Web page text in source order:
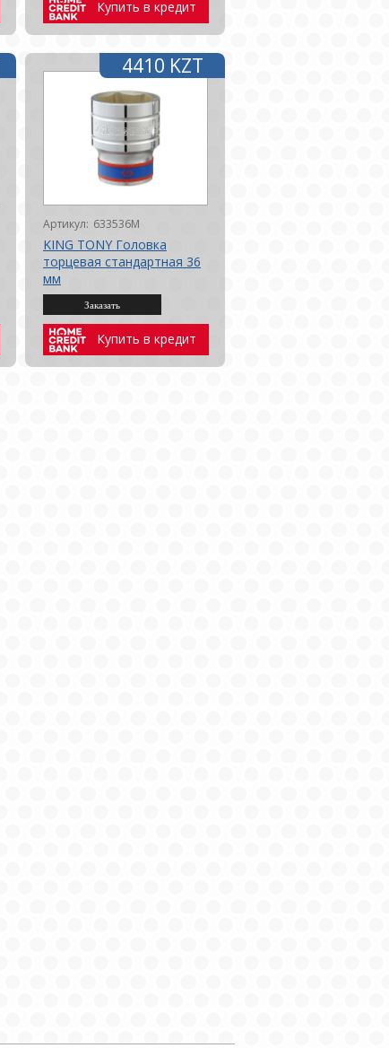
Купить в кредит
Артикул: 633536M
KING TONY Головка
торцевая стандартная 36
мм
4410 KZT
Купить в кредит